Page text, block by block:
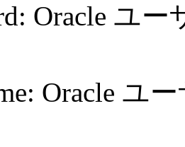
Oracle ユ
Oracle ユ